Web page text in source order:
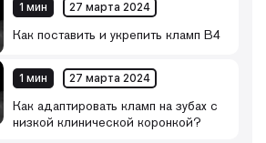
1 мин 27 марта 2024
Как поставить и укрепить кламп B4
1 мин 27 марта 2024
Как адаптировать кламп на зубах с
низкой клинической коронкой?